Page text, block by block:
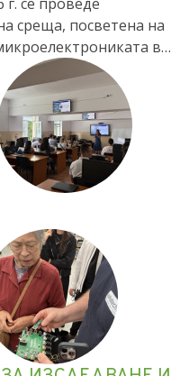
се проведе
среща, посветена на
в…